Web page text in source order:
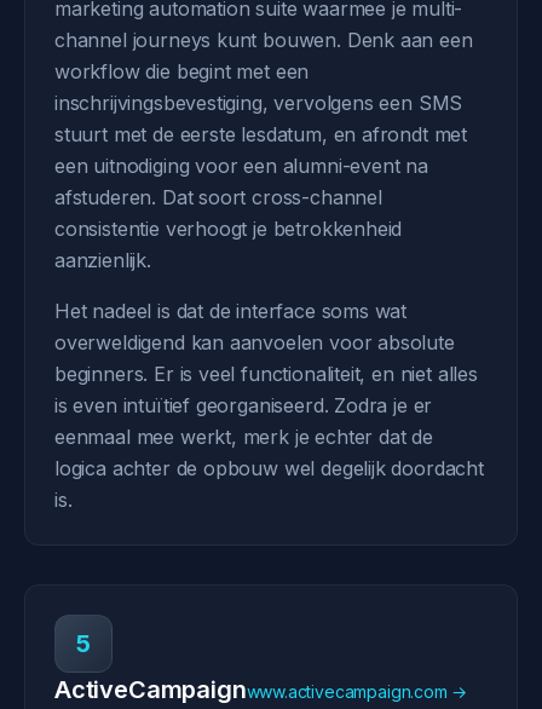
marketing automation suite waarmee je multi-
channel journeys kunt bouwen. Denk aan een
workflow die begint met een
inschrijvingsbevestiging, vervolgens een SMS
stuurt met de eerste lesdatum, en afrondt met
een uitnodiging voor een alumni-event na
afstuderen. Dat soort cross-channel
consistentie verhoogt je betrokkenheid
aanzienlijk.
Het nadeel is dat de interface soms wat
overweldigend kan aanvoelen voor absolute
beginners. Er is veel functionaliteit, en niet alles
is even intuïtief georganiseerd. Zodra je er
eenmaal mee werkt, merk je echter dat de
logica achter de opbouw wel degelijk doordacht
is.
5
ActiveCampaignwww.activecampaign.com →